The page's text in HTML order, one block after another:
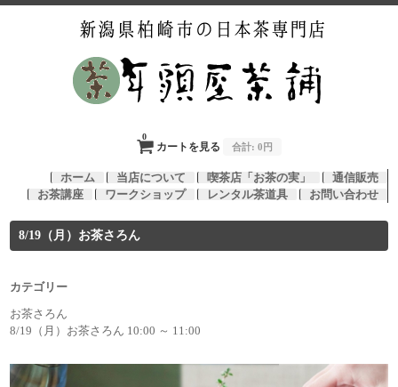
カートを見る
0
合計: 0円
ホーム 当店について 喫茶店「お茶の実」
通信販売
お茶講座
ワークショップ レンタル茶道具 お問い合わせ
8/19（月）お茶さろん
カテゴリー
お茶さろん
8/19（月）お茶さろん 10:00 ～ 11:00